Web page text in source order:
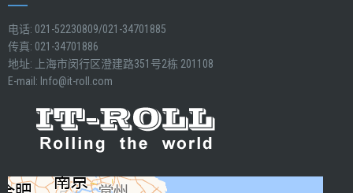
电话: 021-52230809/021-34701885
传真: 021-34701886
地址: 上海市闵行区澄建路351号2栋 201108
E-mail: Info@it-roll.com